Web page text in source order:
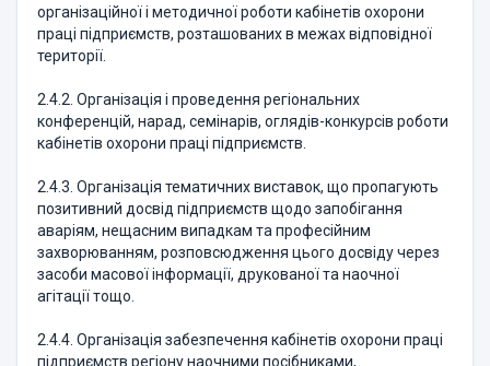
організаційної і методичної роботи кабінетів охорони
праці підприємств, розташованих в межах відповідної
території.
2.4.2. Організація і проведення регіональних
конференцій, нарад, семінарів, оглядів-конкурсів роботи
кабінетів охорони праці підприємств.
2.4.3. Організація тематичних виставок, що пропагують
позитивний досвід підприємств щодо запобігання
аваріям, нещасним випадкам та професійним
захворюванням, розповсюдження цього досвіду через
засоби масової інформації, друкованої та наочної
агітації тощо.
2.4.4. Організація забезпечення кабінетів охорони праці
підприємств регіону наочними посібниками,